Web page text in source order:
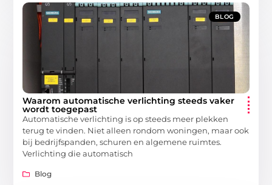
BLOG
Waarom automatische verlichting steeds vaker
wordt toegepast
Automatische verlichting is op steeds meer plekken
terug te vinden. Niet alleen rondom woningen, maar ook
bij bedrijfspanden, schuren en algemene ruimtes.
Verlichting die automatisch
Blog